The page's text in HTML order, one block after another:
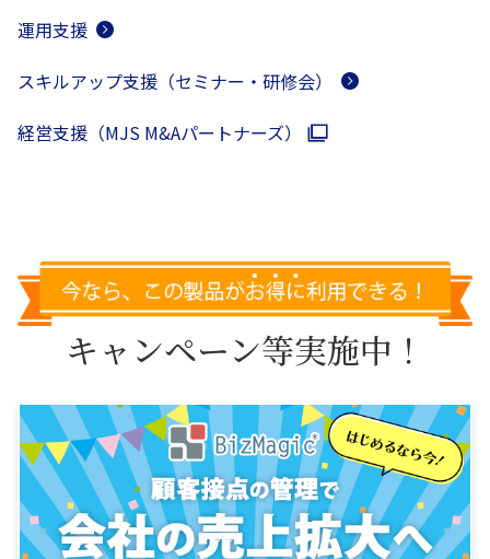
運用支援
スキルアップ支援（セミナー・研修会）
経営支援（MJS M&Aパートナーズ）
キャンペーン等実施中！